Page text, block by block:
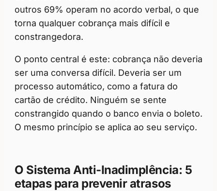
outros 69% operam no acordo verbal, o que
torna qualquer cobrança mais difícil e
constrangedora.
O ponto central é este: cobrança não deveria
ser uma conversa difícil. Deveria ser um
processo automático, como a fatura do
cartão de crédito. Ninguém se sente
constrangido quando o banco envia o boleto.
O mesmo princípio se aplica ao seu serviço.
O Sistema Anti-Inadimplência: 5
etapas para prevenir atrasos